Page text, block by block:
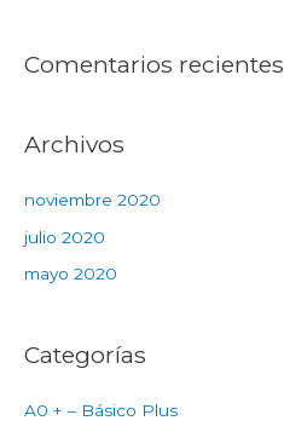
Comentarios recientes
Archivos
noviembre 2020
julio 2020
mayo 2020
Categorías
A0 + – Básico Plus